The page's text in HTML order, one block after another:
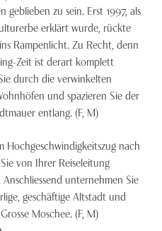
zu sein. Erst 1997, als
erklärt wurde, rückte
Rampenlicht. Zu Recht, denn
Zeit ist derart komplett
durch die verwinkelten
und spazieren Sie der
entlang. (F, M)
Hochgeschwindigkeitszug nach
von Ihrer Reiseleitung
unternehmen Sie
geschäftige Altstadt und
Moschee. (F, M)